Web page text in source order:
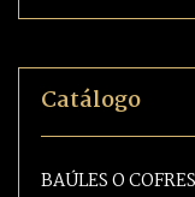
Catálogo
BAÚLES O COFRES